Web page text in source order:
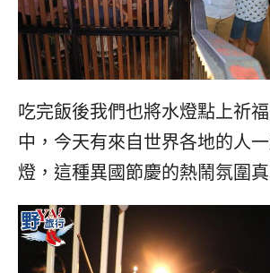
吃完飯後我們也將水燈點上祈
中，今天有來自世界各地的人
燈，這種異國節慶的熱鬧氛圍